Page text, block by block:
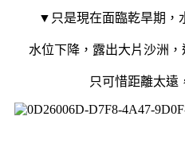
▼只是現在面臨乾旱期，
水位下降，露出大片沙洲，
只可惜距離太